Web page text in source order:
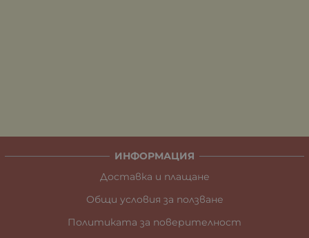
ИНФОРМАЦИЯ
Доставка и плащане
Общи условия за ползване
Политиката за поверителност